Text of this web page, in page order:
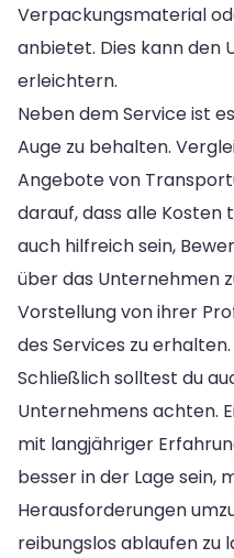
Verpackungsmaterial
anbietet. Dies kann den
erleichtern.
Neben dem Service ist
Auge zu behalten.
Angebote von
darauf, dass alle Kosten
auch hilfreich sein,
über das Unternehmen
Vorstellung von ihrer
des Services zu erhalten.
Schließlich solltest du
Unternehmens achten.
mit langjähriger
besser in der Lage sein,
Herausforderungen
reibungslos ablaufen zu